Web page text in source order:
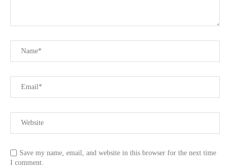
Save my name, email, and website in this browser for the next time
I comment.